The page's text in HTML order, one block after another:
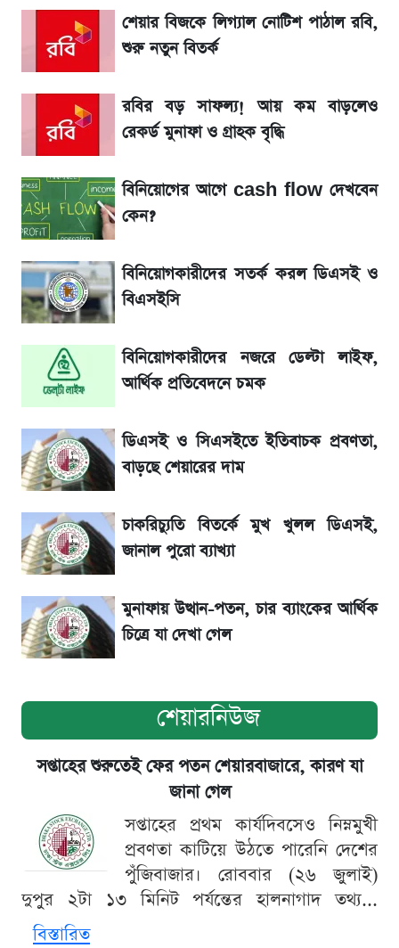
১৮০ দিনের মূল্যায়ন শেষে মন্ত্রিসভায় পরিবর্তন
জেনে নিন আজকের সোনা ও রুপার সর্বশেষ দাম
আগে দেখে নিন, আজকের সোনার নতুন দাম
তাপমাত্রা নিয়ে নতুন পূর্বাভাস দিল আবহাওয়া অফিস
টিভিতে আজকের খেলা (৭ আগস্ট)
সৌদিতে বাংলাদেশিদের আকামা নবায়নে বদলে গেল
নিয়ম
La Liga 2026-2027: সর্বশেষ পয়েন্ট টেবিল ও
খবর
একদিনের ব্যবধানে আজকের সোনার দাম
ড. ইউনূস বনাম তারেক রহমান—তুলনায় যা বললেন
কাদের সিদ্দিকী
শেয়ার বিজকে লিগ্যাল নোটিশ পাঠাল রবি,
শুরু নতুন বিতর্ক
রবির বড় সাফল্য! আয় কম বাড়লেও
রেকর্ড মুনাফা ও গ্রাহক বৃদ্ধি
বিনিয়োগের আগে cash flow দেখবেন
কেন?
বিনিয়োগকারীদের সতর্ক করল ডিএসই ও
বিএসইসি
বিনিয়োগকারীদের নজরে ডেল্টা লাইফ,
আর্থিক প্রতিবেদনে চমক
ডিএসই ও সিএসইতে ইতিবাচক প্রবণতা,
বাড়ছে শেয়ারের দাম
চাকরিচ্যুতি বিতর্কে মুখ খুলল ডিএসই,
জানাল পুরো ব্যাখ্যা
মুনাফায় উত্থান-পতন, চার ব্যাংকের আর্থিক
চিত্রে যা দেখা গেল
শেয়ারনিউজ
সপ্তাহের শুরুতেই ফের পতন শেয়ারবাজারে, কারণ যা
জানা গেল
সপ্তাহের প্রথম কার্যদিবসেও নিম্নমুখী
প্রবণতা কাটিয়ে উঠতে পারেনি দেশের
পুঁজিবাজার। রোববার (২৬ জুলাই)
দুপুর ২টা ১৩ মিনিট পর্যন্তের হালনাগাদ তথ্য...
বিস্তারিত